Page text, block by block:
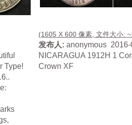
Type!
(1605 X 600 像素, 文件大小:
发布人: anonymous 2016-
NICARAGUA 1912H 1
Crown XF